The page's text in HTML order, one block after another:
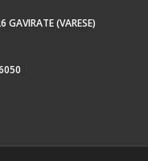
GAVIRATE (VARESE)